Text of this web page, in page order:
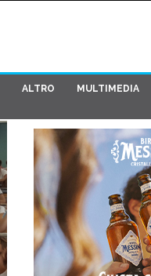
ALTRO MULTIMEDIA